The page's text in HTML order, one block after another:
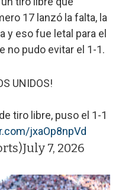
17 lanzó la falta, la
y eso fue letal para el
no pudo evitar el 1-1.
UNIDOS!
tiro libre, puso el 1-1
jxaOp8npVd
July 7, 2026